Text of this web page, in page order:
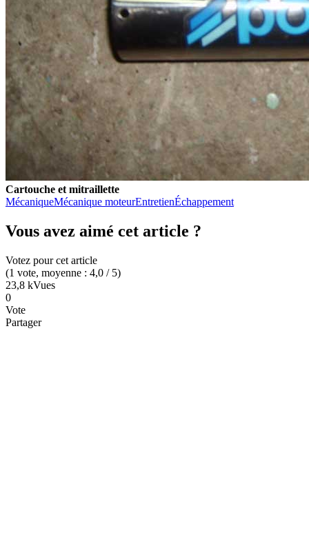
Cartouche et mitraillette
MécaniqueMécanique moteurEntretienÉchappement
Vous avez aimé cet article ?
Votez pour cet article
(1 vote, moyenne : 4,0 / 5)
23,8 kVues
0
Vote
Partager